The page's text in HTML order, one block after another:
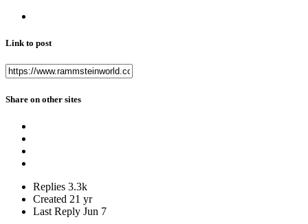
Link to post
Share on other sites
Replies 3.3k
Created 21 yr
Last Reply Jun 7